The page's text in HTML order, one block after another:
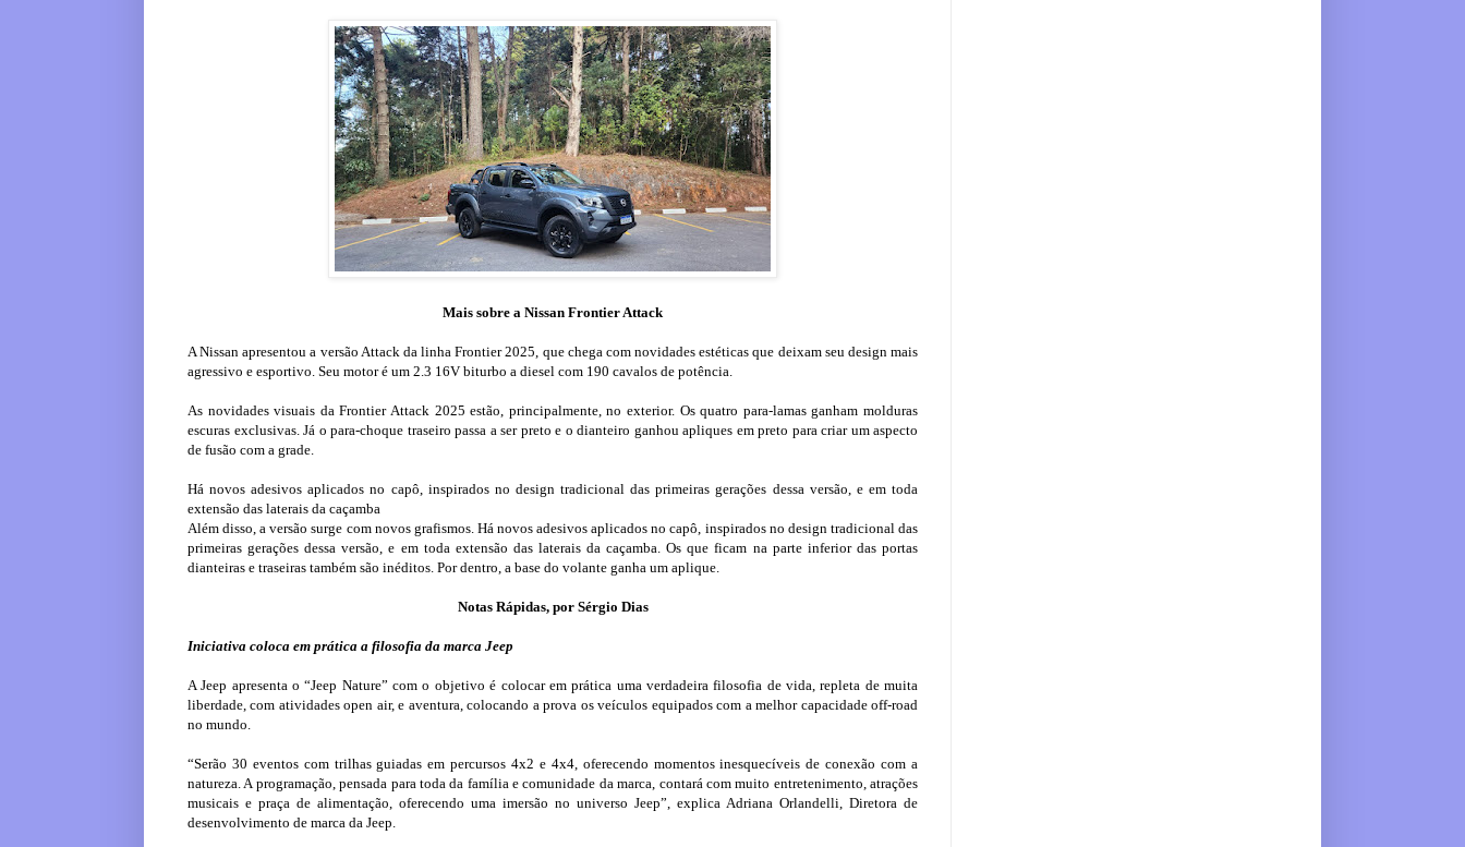
Mais sobre a Nissan Frontier Attack
A Nissan apresentou a versão Attack da linha Frontier 2025, que chega com novidades estéticas que deixam seu design mais
agressivo e esportivo. Seu motor é um 2.3 16V biturbo a diesel com 190 cavalos de potência.
As novidades visuais da Frontier Attack 2025 estão, principalmente, no exterior. Os quatro para-lamas ganham molduras
escuras exclusivas. Já o para-choque traseiro passa a ser preto e o dianteiro ganhou apliques em preto para criar um aspecto
de fusão com a grade.
Há novos adesivos aplicados no capô, inspirados no design tradicional das primeiras gerações dessa versão, e em toda
extensão das laterais da caçamba
Além disso, a versão surge com novos grafismos. Há novos adesivos aplicados no capô, inspirados no design tradicional das
primeiras gerações dessa versão, e em toda extensão das laterais da caçamba. Os que ficam na parte inferior das portas
dianteiras e traseiras também são inéditos. Por dentro, a base do volante ganha um aplique.
Notas Rápidas, por Sérgio Dias
Iniciativa coloca em prática a filosofia da marca Jeep
A Jeep apresenta o “Jeep Nature” com o objetivo é colocar em prática uma verdadeira filosofia de vida, repleta de muita
liberdade, com atividades open air, e aventura, colocando a prova os veículos equipados com a melhor capacidade off-road
no mundo.
“Serão 30 eventos com trilhas guiadas em percursos 4x2 e 4x4, oferecendo momentos inesquecíveis de conexão com a
natureza. A programação, pensada para toda da família e comunidade da marca, contará com muito entretenimento, atrações
musicais e praça de alimentação, oferecendo uma imersão no universo Jeep”, explica Adriana Orlandelli, Diretora de
desenvolvimento de marca da Jeep.